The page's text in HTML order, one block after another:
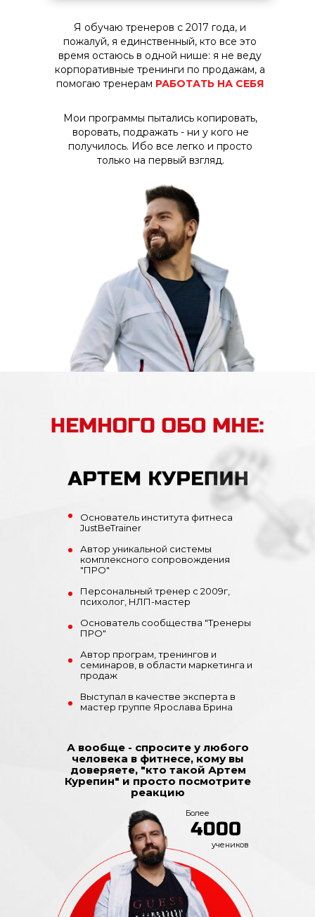
Я обучаю тренеров с 2017 года, и
пожалуй, я единственный, кто все это
время остаюсь в одной нише: я не веду
корпоративные тренинги по продажам, а
помогаю тренерам РАБОТАТЬ НА СЕБЯ
Мои программы пытались копировать,
воровать, подражать - ни у кого не
получилось. Ибо все легко и просто
только на первый взгляд.
Основатель института фитнеса
JustBeTrainer
Автор уникальной системы
комплексного сопровождения
"ПРО"
Персональный тренер с 2009г,
психолог, НЛП-мастер
Основатель сообщества "Тренеры
ПРО"
Автор програм, тренингов и
семинаров, в области маркетинга и
продаж
Выступал в качестве эксперта в
мастер группе Ярослава Брина
Более
учеников
А вообще - спросите у любого
человека в фитнесе, кому вы
доверяете, "кто такой Артем
Курепин" и просто посмотрите
реакцию